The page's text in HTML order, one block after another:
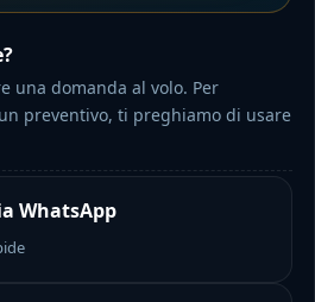
una domanda al volo. Per
preventivo, ti preghiamo di usare
WhatsApp